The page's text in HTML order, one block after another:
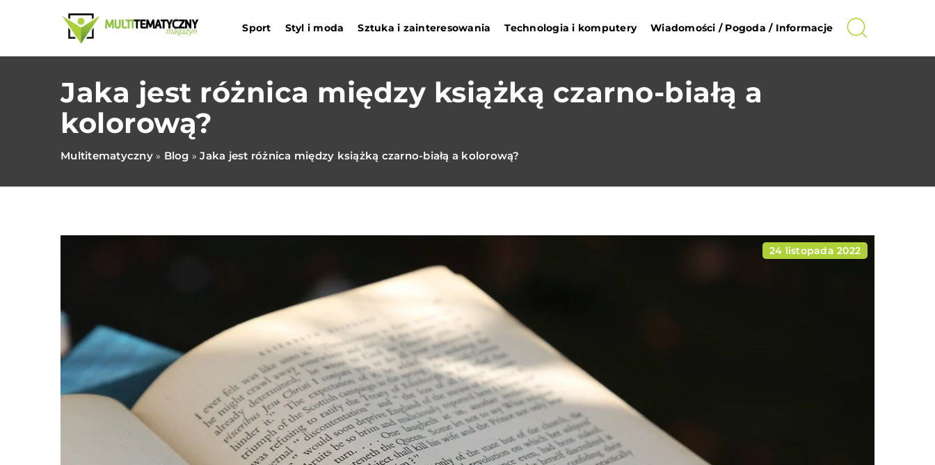
Sport Styl i moda Sztuka i zainteresowania Technologia i komputery Wiadomości / Pogoda / Informacje
Jaka jest różnica między książką czarno-białą a
kolorową?
Multitematyczny» Blog »Jaka jest różnica między książką czarno-białą a kolorową?
24 listopada 2022